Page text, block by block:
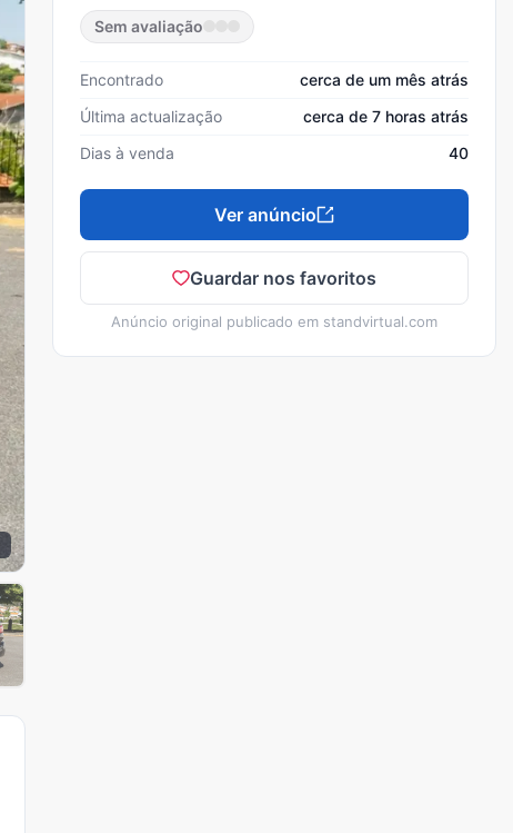
Sem avaliação
Encontrado
cerca de um mês atrás
Última actualização
cerca de 7 horas atrás
Dias à venda
40
Ver anúncio
Guardar nos favoritos
Anúncio original publicado em standvirtual.com